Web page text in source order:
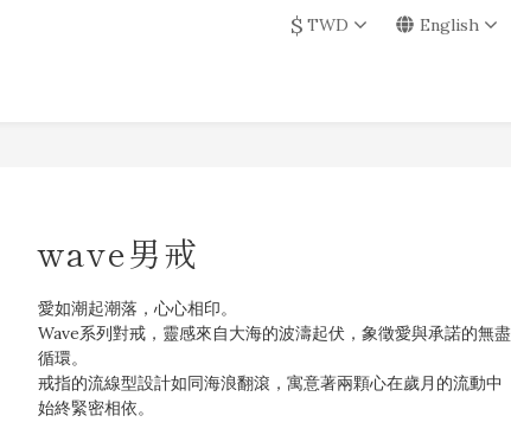
$ TWD English
wave男戒
愛如潮起潮落，心心相印。
Wave系列對戒，靈感來自大海的波濤起伏，象徵愛與承諾的無盡
循環。
戒指的流線型設計如同海浪翻滾，寓意著兩顆心在歲月的流動中
始終緊密相依。